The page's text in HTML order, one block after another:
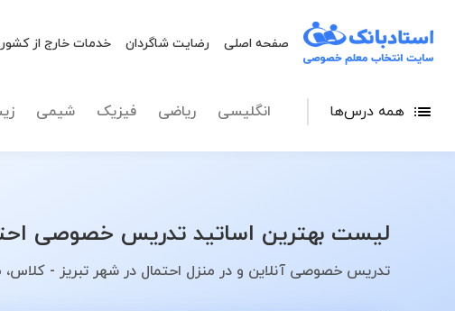
صفحه اصلی رضایت شاگردان خدمات خارج از کشور
همه درس‌ها انگلیسی ریاضی فیزیک شیمی
لیست بهترین اساتید تدریس خصوصی
تدریس خصوصی آنلاین و در منزل احتمال در شهر تبریز - کلاس،